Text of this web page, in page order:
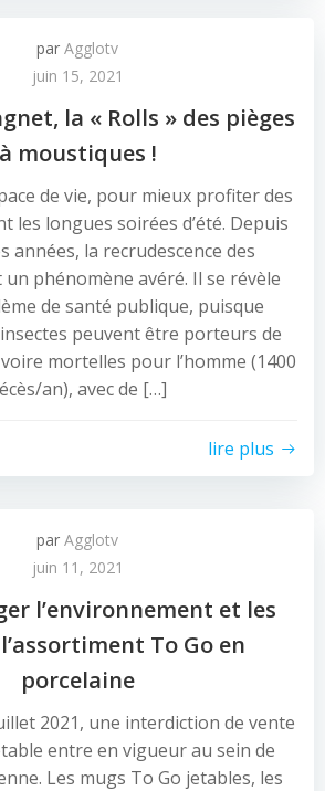
par Agglotv
juin 15, 2021
la « Rolls » des pièges
à moustiques !
de vie, pour mieux profiter des
les longues soirées d’été. Depuis
années, la recrudescence des
phénomène avéré. Il se révèle
de santé publique, puisque
peuvent être porteurs de
mortelles pour l’homme (1400
an), avec de […]
lire plus
par Agglotv
juin 11, 2021
l’environnement et les
To Go en
porcelaine
2021, une interdiction de vente
entre en vigueur au sein de
Les mugs To Go jetables, les